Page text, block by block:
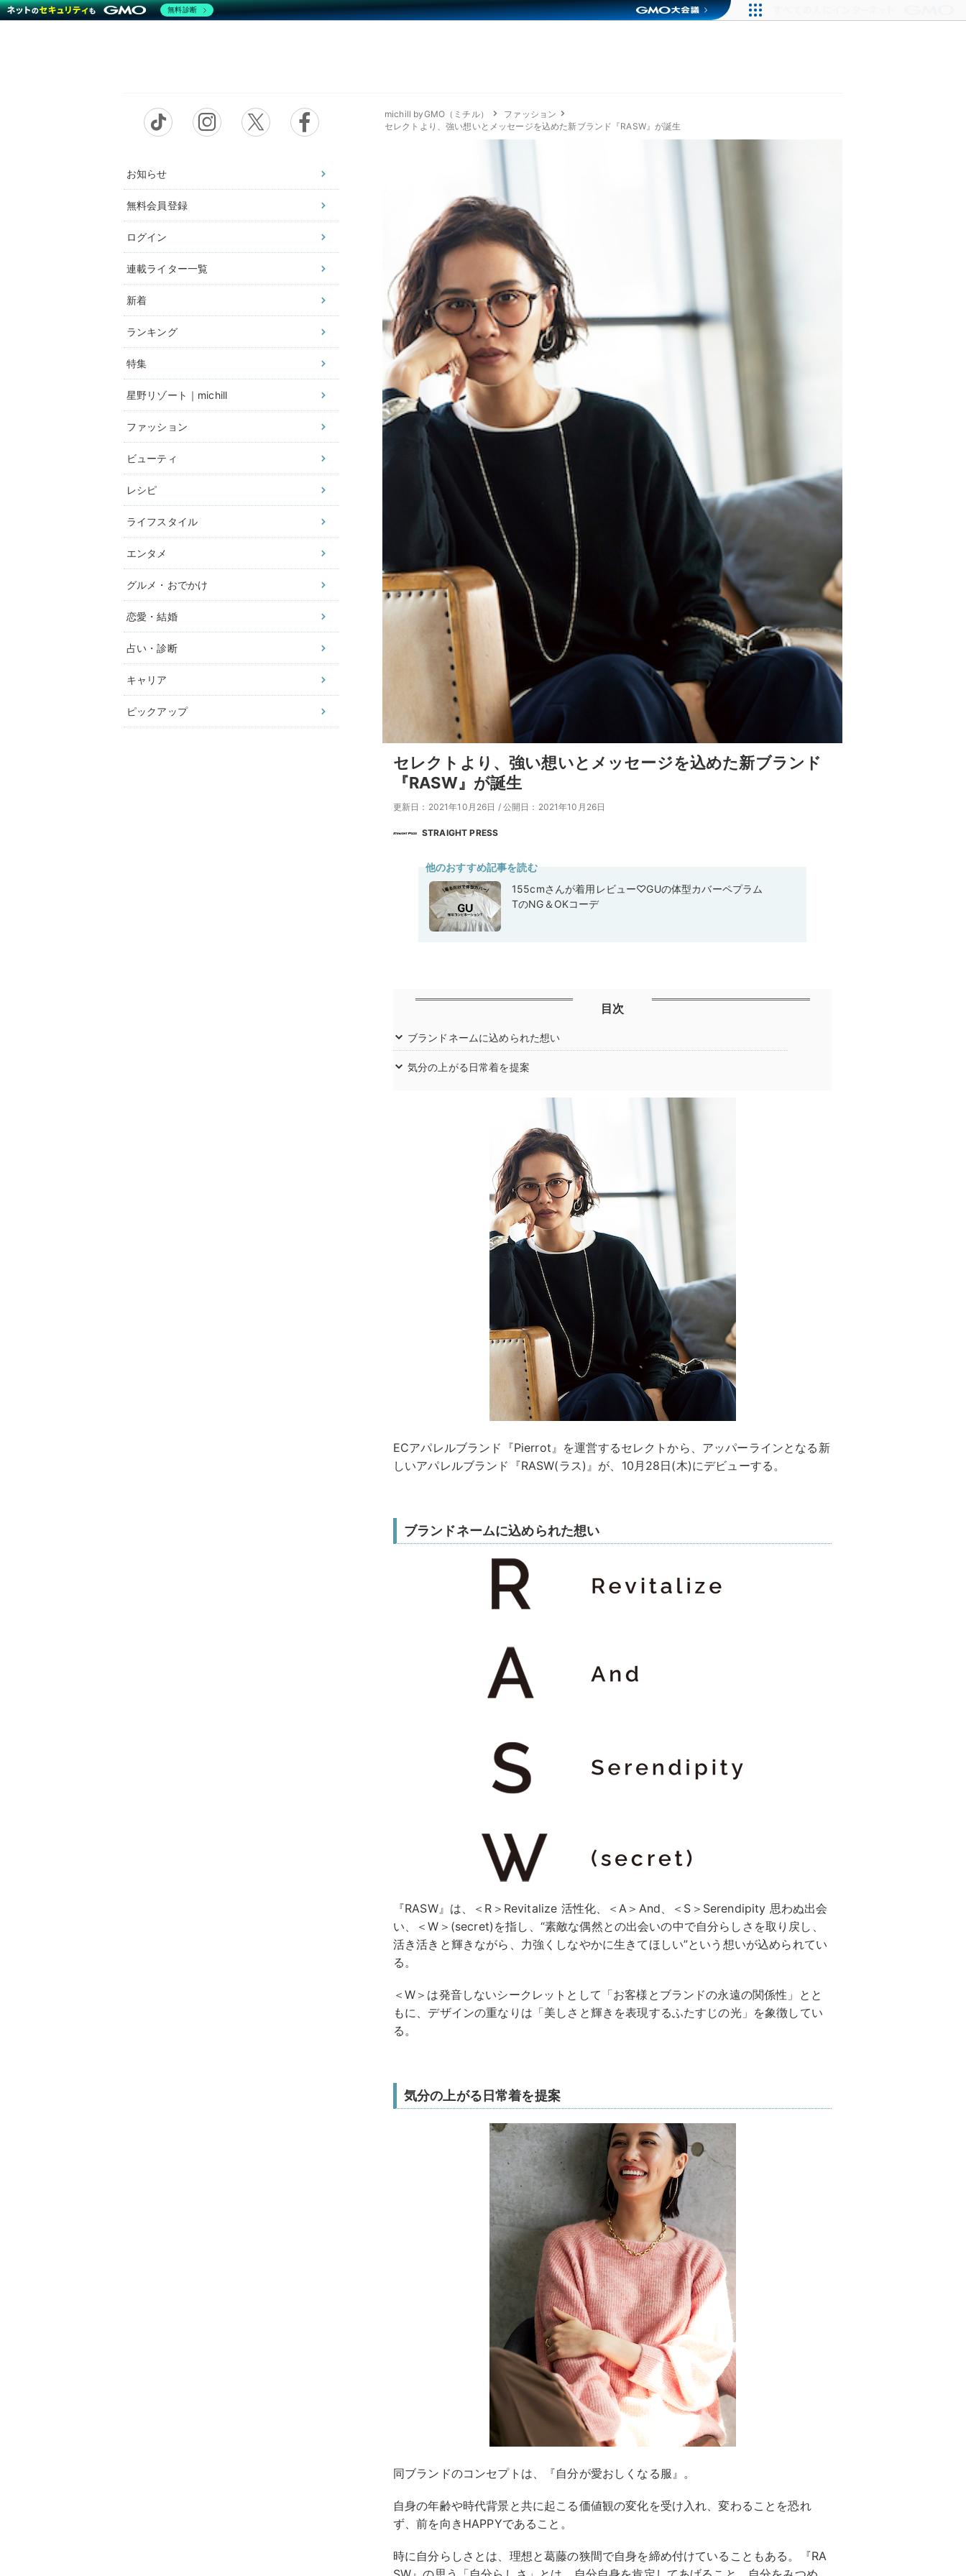
お知らせ
無料会員登録
ログイン
連載ライター一覧
新着
ランキング
特集
星野リゾート｜michill
ファッション
ビューティ
レシピ
ライフスタイル
エンタメ
グルメ・おでかけ
恋愛・結婚
占い・診断
キャリア
ピックアップ
michill byGMO（ミチル）
ファッション
セレクトより、強い想いとメッセージを込めた新ブランド『RASW』が誕生
セレクトより、強い想いとメッセージを込めた新ブランド
『RASW』が誕生
更新日：2021年10月26日 / 公開日：2021年10月26日
STRAIGHT PRESS
他のおすすめ記事を読む
155cmさんが着用レビュー♡GUの体型カバーペプラム
TのNG＆OKコーデ
目次
ブランドネームに込められた想い
気分の上がる日常着を提案
ECアパレルブランド『Pierrot』を運営するセレクトから、アッパーラインとなる新
しいアパレルブランド『RASW(ラス)』が、10月28日(木)にデビューする。
ブランドネームに込められた想い
『RASW』は、＜R＞Revitalize 活性化、＜A＞And、＜S＞Serendipity 思わぬ出会
い、＜W＞(secret)を指し、“素敵な偶然との出会いの中で自分らしさを取り戻し、
活き活きと輝きながら、力強くしなやかに生きてほしい”という想いが込められてい
る。
＜W＞は発音しないシークレットとして「お客様とブランドの永遠の関係性」とと
もに、デザインの重なりは「美しさと輝きを表現するふたすじの光」を象徴してい
る。
気分の上がる日常着を提案
同ブランドのコンセプトは、『自分が愛おしくなる服』。
自身の年齢や時代背景と共に起こる価値観の変化を受け入れ、変わることを恐れ
ず、前を向きHAPPYであること。
時に自分らしさとは、理想と葛藤の狭間で自身を締め付けていることもある。『RA
無料診断